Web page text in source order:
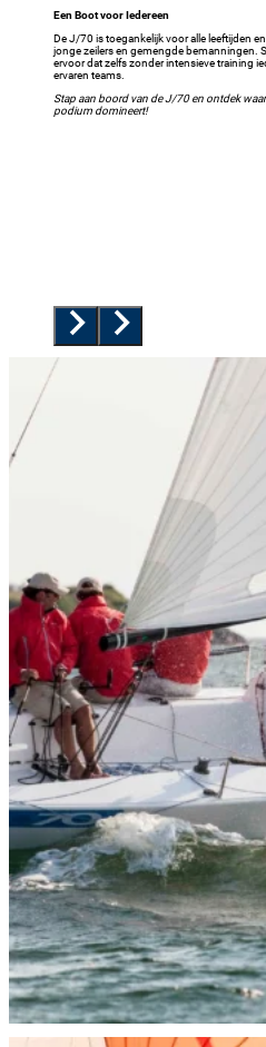
Een Boot voor Iedereen
De J/70 is toegankelijk voor alle leeftijden
jonge zeilers en gemengde bemanningen.
ervoor dat zelfs zonder intensieve training
ervaren teams.
Stap aan boord van de J/70 en ontdek
podium domineert!